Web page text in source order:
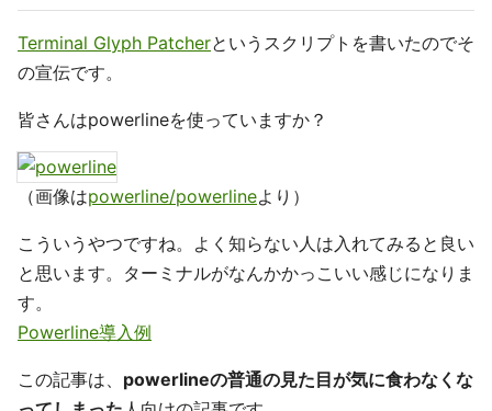
Terminal Glyph Patcherというスクリプトを書いたのでそ
の宣伝です。
皆さんはpowerlineを使っていますか？
（画像はpowerline/powerlineより）
こういうやつですね。よく知らない人は入れてみると良い
と思います。ターミナルがなんかかっこいい感じになりま
す。
Powerline導入例
この記事は、 powerlineの普通の見た目が気に食わなくな